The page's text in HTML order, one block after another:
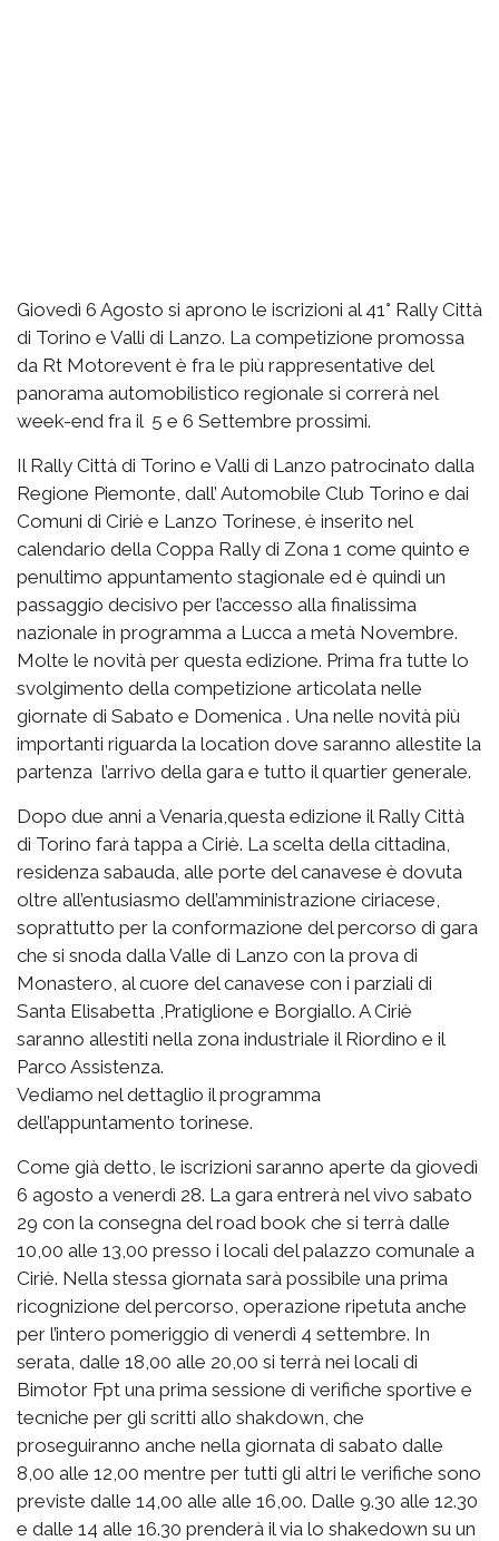
Giovedì 6 Agosto si aprono le iscrizioni al 41° Rally Città
di Torino e Valli di Lanzo. La competizione promossa
da Rt Motorevent è fra le più rappresentative del
panorama automobilistico regionale si correrà nel
week-end fra il 5 e 6 Settembre prossimi.
Il Rally Città di Torino e Valli di Lanzo patrocinato dalla
Regione Piemonte, dall’ Automobile Club Torino e dai
Comuni di Ciriè e Lanzo Torinese, è inserito nel
calendario della Coppa Rally di Zona 1 come quinto e
penultimo appuntamento stagionale ed è quindi un
passaggio decisivo per l’accesso alla finalissima
nazionale in programma a Lucca a metà Novembre.
Molte le novità per questa edizione. Prima fra tutte lo
svolgimento della competizione articolata nelle
giornate di Sabato e Domenica . Una nelle novità più
importanti riguarda la location dove saranno allestite la
partenza l’arrivo della gara e tutto il quartier generale.
Dopo due anni a Venaria,questa edizione il Rally Città
di Torino farà tappa a Ciriè. La scelta della cittadina,
residenza sabauda, alle porte del canavese è dovuta
oltre all’entusiasmo dell’amministrazione ciriacese,
soprattutto per la conformazione del percorso di gara
che si snoda dalla Valle di Lanzo con la prova di
Monastero, al cuore del canavese con i parziali di
Santa Elisabetta ,Pratiglione e Borgiallo. A Ciriè
saranno allestiti nella zona industriale il Riordino e il
Parco Assistenza.
Vediamo nel dettaglio il programma
dell’appuntamento torinese.
Come già detto, le iscrizioni saranno aperte da giovedì
6 agosto a venerdì 28. La gara entrerà nel vivo sabato
29 con la consegna del road book che si terrà dalle
10,00 alle 13,00 presso i locali del palazzo comunale a
Ciriè. Nella stessa giornata sarà possibile una prima
ricognizione del percorso, operazione ripetuta anche
per l’intero pomeriggio di venerdì 4 settembre. In
serata, dalle 18,00 alle 20,00 si terrà nei locali di
Bimotor Fpt una prima sessione di verifiche sportive e
tecniche per gli scritti allo shakdown, che
proseguiranno anche nella giornata di sabato dalle
8,00 alle 12,00 mentre per tutti gli altri le verifiche sono
previste dalle 14,00 alle alle 16,00. Dalle 9.30 alle 12.30
e dalle 14 alle 16.30 prenderà il via lo shakedown su un